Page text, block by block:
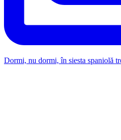
Dormi, nu dormi, în siesta spaniolă